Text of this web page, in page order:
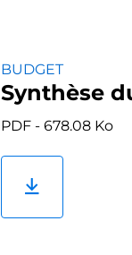
BUDGET
Synthèse
PDF - 678.08 Ko